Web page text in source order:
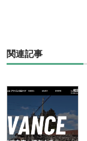
関連記事